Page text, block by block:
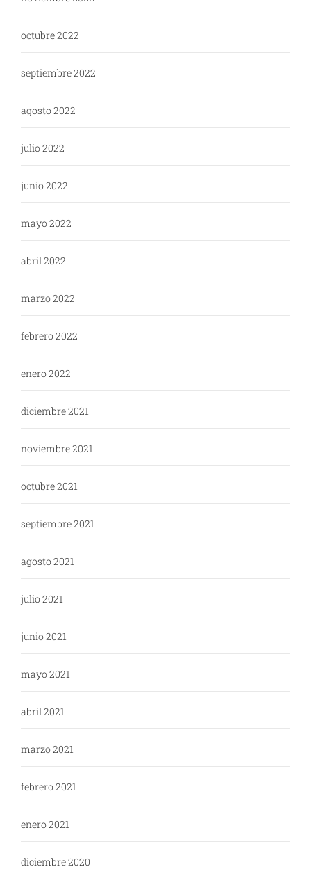
octubre 2022
septiembre 2022
agosto 2022
julio 2022
junio 2022
mayo 2022
abril 2022
marzo 2022
febrero 2022
enero 2022
diciembre 2021
noviembre 2021
octubre 2021
septiembre 2021
agosto 2021
julio 2021
junio 2021
mayo 2021
abril 2021
marzo 2021
febrero 2021
enero 2021
diciembre 2020